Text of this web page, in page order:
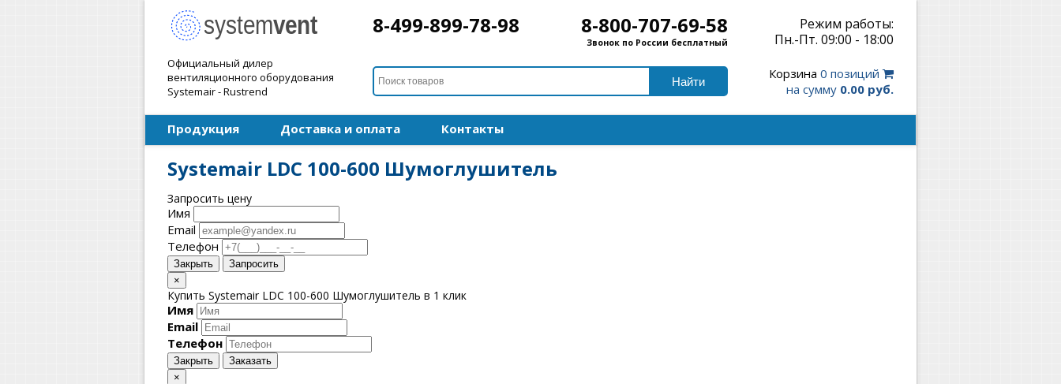
Официальный дилер
вентиляционного оборудования
Systemair - Rustrend
8-499-899-78-98 8-800-707-69-58
Звонок по России бесплатный
Режим работы:
Пн.-Пт. 09:00 - 18:00
Корзина 0 позиций
на сумму 0.00 руб.
Продукция Доставка и оплата Контакты
Systemair LDC 100-600 Шумоглушитель
Запросить цену
Имя
Email
Телефон
Закрыть
Запросить
×
Купить Systemair LDC 100-600 Шумоглушитель в 1 клик
Имя
Email
Телефон
Закрыть
Заказать
×